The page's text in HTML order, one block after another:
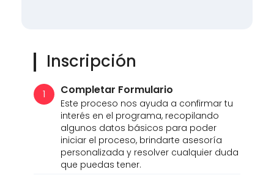
Inscripción
1 Completar Formulario
Este proceso nos ayuda a confirmar tu
interés en el programa, recopilando
algunos datos básicos para poder
iniciar el proceso, brindarte asesoría
personalizada y resolver cualquier duda
que puedas tener.